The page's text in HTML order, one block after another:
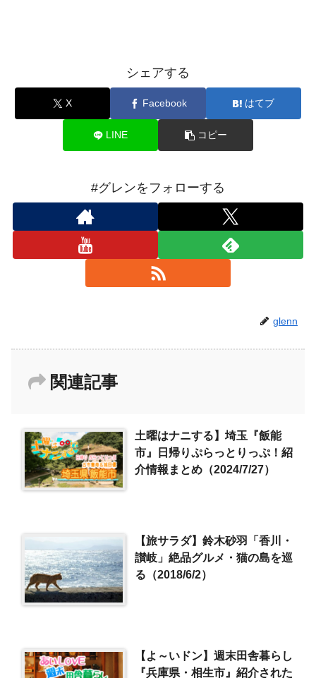
シェアする
X Facebook はてブ
LINE コピー
#グレンをフォローする
glenn
関連記事
土曜はナニする】埼玉『飯能
市』日帰りぷらっとりっぷ！紹
介情報まとめ（2024/7/27）
【旅サラダ】鈴木砂羽「香川・
讃岐」絶品グルメ・猫の島を巡
る（2018/6/2）
【よ～いドン】週末田舎暮らし
『兵庫県・相生市』紹介された